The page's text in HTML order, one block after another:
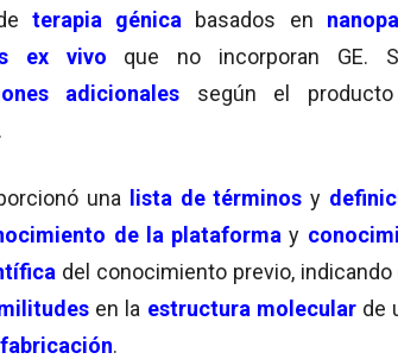
terapia génica basados ​​en
ex vivo que no incorporan GE.
adicionales según el
.
una lista de términos y
de la plataforma y
del conocimiento previo, indicando
en la estructura molecular de
.